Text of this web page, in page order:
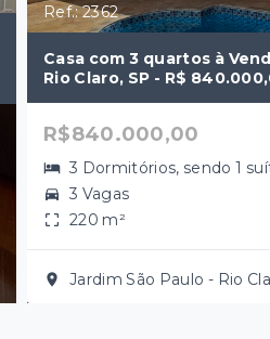
Ref.: 2362
Casa com 3 quartos à
Rio Claro, SP - R$
R$840.000,00
3 Dormitórios, sendo 1
3 Vagas
220 m²
Jardim São Paulo - Rio